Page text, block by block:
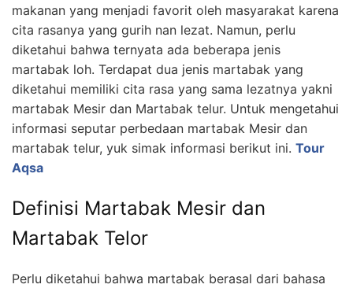
makanan yang menjadi favorit oleh masyarakat karena
cita rasanya yang gurih nan lezat. Namun, perlu
diketahui bahwa ternyata ada beberapa jenis
martabak loh. Terdapat dua jenis martabak yang
diketahui memiliki cita rasa yang sama lezatnya yakni
martabak Mesir dan Martabak telur. Untuk mengetahui
informasi seputar perbedaan martabak Mesir dan
martabak telur, yuk simak informasi berikut ini. Tour
Aqsa
Definisi Martabak Mesir dan
Martabak Telor
Perlu diketahui bahwa martabak berasal dari bahasa